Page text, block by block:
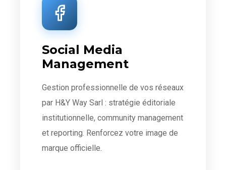
Social Media
Management
Gestion professionnelle de vos réseaux
par H&Y Way Sarl : stratégie éditoriale
institutionnelle, community management
et reporting. Renforcez votre image de
marque officielle.